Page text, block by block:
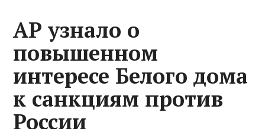
AP узнало о
повышенном
интересе Белого дома
к санкциям против
России